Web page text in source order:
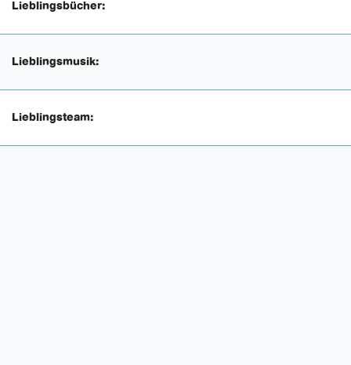
Lieblingsbücher:
Lieblingsmusik:
Lieblingsteam: